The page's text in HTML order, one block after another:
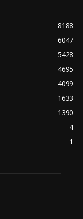
8188
6047
5428
4695
4099
1633
1390
4
1